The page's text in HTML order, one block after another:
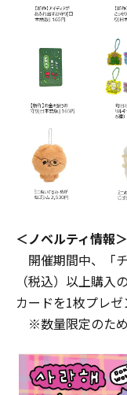
＜ノベルティ情報＞
開催期間中、「
（税込）以上購⼊
カードを1枚プレゼ
※数量限定のため